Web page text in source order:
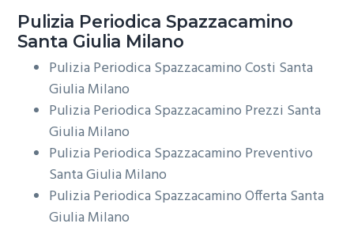
Pulizia Periodica Spazzacamino
Santa Giulia Milano
Pulizia Periodica Spazzacamino Costi Santa
Giulia Milano
Pulizia Periodica Spazzacamino Prezzi Santa
Giulia Milano
Pulizia Periodica Spazzacamino Preventivo
Santa Giulia Milano
Pulizia Periodica Spazzacamino Offerta Santa
Giulia Milano